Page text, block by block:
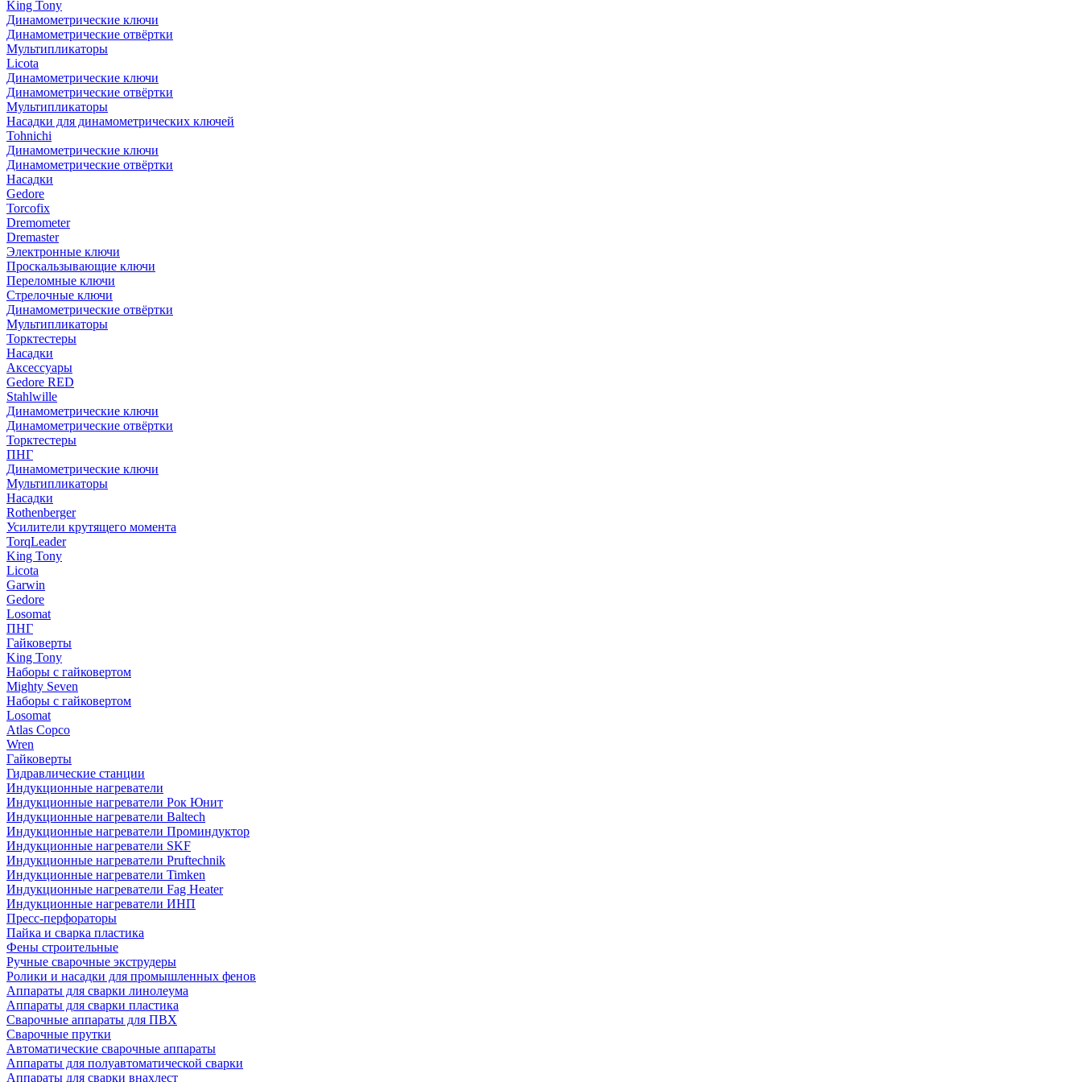
King Tony
Динамометрические ключи
Динамометрические отвёртки
Мультипликаторы
Licota
Динамометрические ключи
Динамометрические отвёртки
Мультипликаторы
Насадки для динамометрических ключей
Tohnichi
Динамометрические ключи
Динамометрические отвёртки
Насадки
Gedore
Torcofix
Dremometer
Dremaster
Электронные ключи
Проскальзывающие ключи
Переломные ключи
Стрелочные ключи
Динамометрические отвёртки
Мультипликаторы
Торктестеры
Насадки
Аксессуары
Gedore RED
Stahlwille
Динамометрические ключи
Динамометрические отвёртки
Торктестеры
ПНГ
Динамометрические ключи
Мультипликаторы
Насадки
Rothenberger
Усилители крутящего момента
TorqLeader
King Tony
Licota
Garwin
Gedore
Losomat
ПНГ
Гайковерты
King Tony
Наборы с гайковертом
Mighty Seven
Наборы с гайковертом
Losomat
Atlas Copco
Wren
Гайковерты
Гидравлические станции
Индукционные нагреватели
Индукционные нагреватели Рок Юнит
Индукционные нагреватели Baltech
Индукционные нагреватели Проминдуктор
Индукционные нагреватели SKF
Индукционные нагреватели Pruftechnik
Индукционные нагреватели Timken
Индукционные нагреватели Fag Heater
Индукционные нагреватели ИНП
Пресс-перфораторы
Пайка и сварка пластика
Фены строительные
Ручные сварочные экструдеры
Ролики и насадки для промышленных фенов
Аппараты для сварки линолеума
Аппараты для сварки пластика
Сварочные аппараты для ПВХ
Сварочные прутки
Автоматические сварочные аппараты
Аппараты для полуавтоматической сварки
Аппараты для сварки внахлест